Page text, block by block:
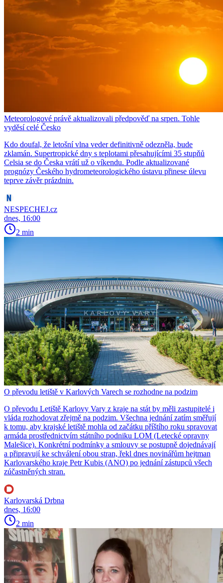
Meteorologové právě aktualizovali předpověď na srpen. Tohle
vyděsí celé Česko
Kdo doufal, že letošní vlna veder definitivně odezněla, bude
zklamán. Supertropické dny s teplotami přesahujícími 35 stupňů
Celsia se do Česka vrátí už o víkendu. Podle aktualizované
prognózy Českého hydrometeorologického ústavu přinese úlevu
teprve závěr prázdnin.
NESPECHEJ.cz
dnes, 16:00
2 min
O převodu letiště v Karlových Varech se rozhodne na podzim
O převodu Letiště Karlovy Vary z kraje na stát by měli zastupitelé i
vláda rozhodovat zřejmě na podzim. Všechna jednání zatím směřují
k tomu, aby krajské letiště mohla od začátku příštího roku spravovat
armáda prostřednictvím státního podniku LOM (Letecké opravny
Malešice). Konkrétní podmínky a smlouvy se postupně dojednávají
a připravují ke schválení obou stran, řekl dnes novinářům hejtman
Karlovarského kraje Petr Kubis (ANO) po jednání zástupců všech
zúčastněných stran.
Karlovarská Drbna
dnes, 16:00
2 min